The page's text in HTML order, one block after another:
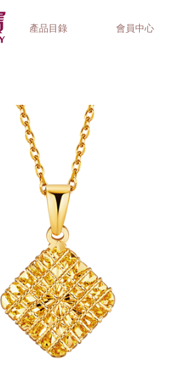
產品目錄 會員中心
精選禮品